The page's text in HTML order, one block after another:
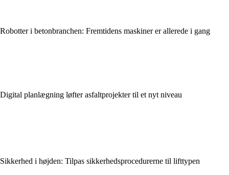
Robotter i betonbranchen: Fremtidens maskiner er allerede i gang
Digital planlægning løfter asfaltprojekter til et nyt niveau
Sikkerhed i højden: Tilpas sikkerhedsprocedurerne til lifttypen